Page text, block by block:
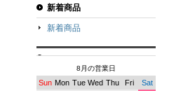
新着商品
新着商品
8月の営業日
Sun Mon Tue Wed Thu Fri Sat